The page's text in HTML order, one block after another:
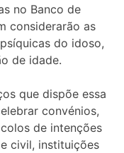
no Banco de
considerarão as
do idoso,
de idade.
que dispõe essa
convénios,
de intenções
civil, instituições